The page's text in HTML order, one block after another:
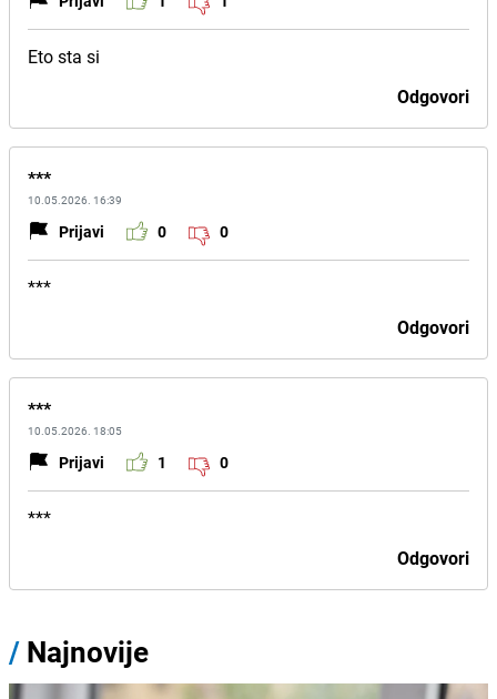
Eto sta si
Odgovori
***
10.05.2026. 16:39
Prijavi 0 0
***
Odgovori
***
10.05.2026. 18:05
Prijavi 1 0
***
Odgovori
/ Najnovije